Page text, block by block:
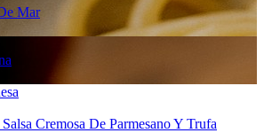
Mar
Cremosa De Parmesano Y Trufa